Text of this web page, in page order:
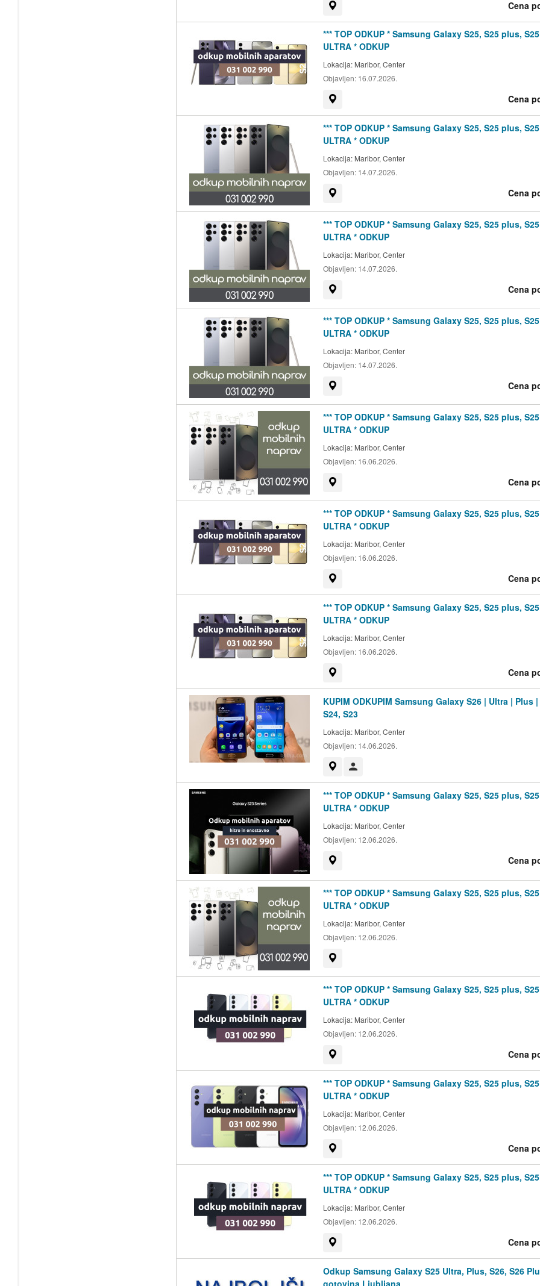
Cena
*** TOP ODKUP * Samsung Galaxy S25, S25 plus, S25
ULTRA * ODKUP
Lokacija: Maribor, Center
Objavljen: 16.07.2026.
Cena
*** TOP ODKUP * Samsung Galaxy S25, S25 plus, S25
ULTRA * ODKUP
Lokacija: Maribor, Center
Objavljen: 14.07.2026.
Cena
*** TOP ODKUP * Samsung Galaxy S25, S25 plus, S25
ULTRA * ODKUP
Lokacija: Maribor, Center
Objavljen: 14.07.2026.
Cena
*** TOP ODKUP * Samsung Galaxy S25, S25 plus, S25
ULTRA * ODKUP
Lokacija: Maribor, Center
Objavljen: 14.07.2026.
Cena
*** TOP ODKUP * Samsung Galaxy S25, S25 plus, S25
ULTRA * ODKUP
Lokacija: Maribor, Center
Objavljen: 16.06.2026.
Cena
*** TOP ODKUP * Samsung Galaxy S25, S25 plus, S25
ULTRA * ODKUP
Lokacija: Maribor, Center
Objavljen: 16.06.2026.
Cena
*** TOP ODKUP * Samsung Galaxy S25, S25 plus, S25
ULTRA * ODKUP
Lokacija: Maribor, Center
Objavljen: 16.06.2026.
Cena
KUPIM ODKUPIM Samsung Galaxy S26 | Ultra | Plus |
S24, S23
Lokacija: Maribor, Center
Objavljen: 14.06.2026.
*** TOP ODKUP * Samsung Galaxy S25, S25 plus, S25
ULTRA * ODKUP
Lokacija: Maribor, Center
Objavljen: 12.06.2026.
Cena
*** TOP ODKUP * Samsung Galaxy S25, S25 plus, S25
ULTRA * ODKUP
Lokacija: Maribor, Center
Objavljen: 12.06.2026.
*** TOP ODKUP * Samsung Galaxy S25, S25 plus, S25
ULTRA * ODKUP
Lokacija: Maribor, Center
Objavljen: 12.06.2026.
Cena
*** TOP ODKUP * Samsung Galaxy S25, S25 plus, S25
ULTRA * ODKUP
Lokacija: Maribor, Center
Objavljen: 12.06.2026.
Cena
*** TOP ODKUP * Samsung Galaxy S25, S25 plus, S25
ULTRA * ODKUP
Lokacija: Maribor, Center
Objavljen: 12.06.2026.
Cena
Odkup Samsung Galaxy S25 Ultra, Plus, S26, S26
gotovina Ljubljana